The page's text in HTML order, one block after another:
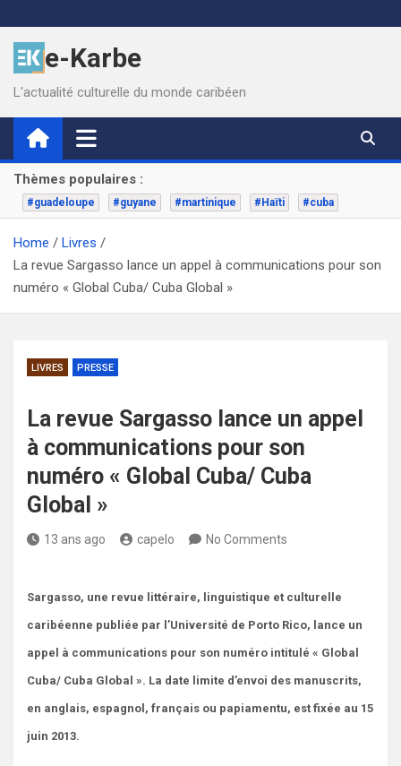
to
contente-Karbe
L'actualité culturelle du monde caribéen
Thèmes populaires :
#guadeloupe #guyane #martinique #Haïti #cuba
Home
Livres
La revue Sargasso lance un appel à communications pour son
numéro « Global Cuba/ Cuba Global »
LIVRES PRESSE
La revue Sargasso lance un appel
à communications pour son
numéro « Global Cuba/ Cuba
Global »
13 ans ago capelo No Comments
Sargasso, une revue littéraire, linguistique et culturelle
caribéenne publiée par l’Université de Porto Rico, lance un
appel à communications pour son numéro intitulé « Global
Cuba/ Cuba Global ». La date limite d’envoi des manuscrits,
en anglais, espagnol, français ou papiamentu, est fixée au 15
juin 2013.